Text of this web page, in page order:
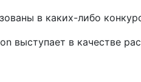
в каких-либо
выступает в качестве